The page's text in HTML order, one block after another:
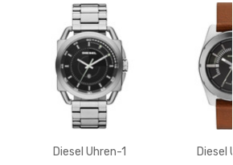
Diesel Uhren-1
Diesel